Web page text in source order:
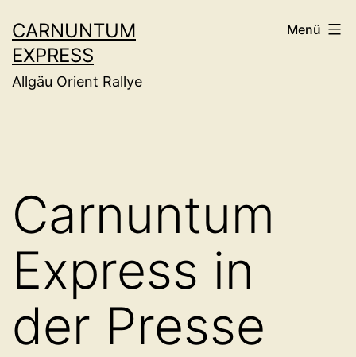
Inhalt
springen
CARNUNTUM
EXPRESS
Allgäu Orient Rallye
Menü
Carnuntum
Express in
der Presse